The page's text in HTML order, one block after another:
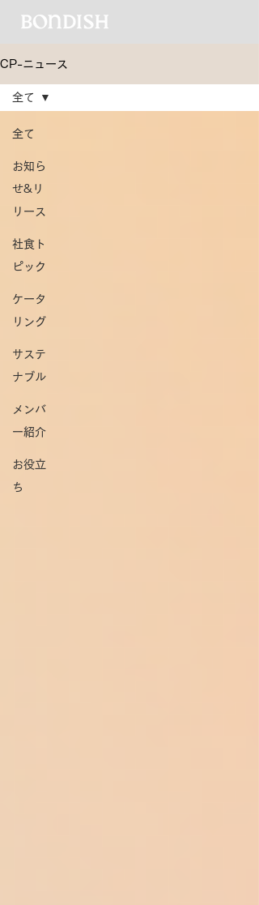
CP-ニュース
全て
お知ら
せ&リ
リース
社食ト
ピック
ケータ
リング
サステ
ナブル
メンバ
ー紹介
お役立
ち
全て